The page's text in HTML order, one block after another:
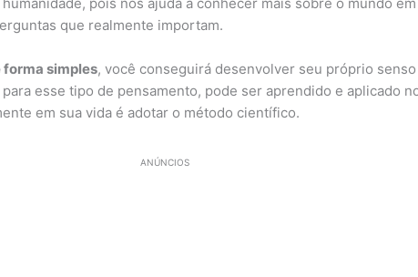
que realmente importam.
simples, você conseguirá desenvolver seu próprio
esse tipo de pensamento, pode ser aprendido e aplicado
em sua vida é adotar o método científico.
ANÚNCIOS